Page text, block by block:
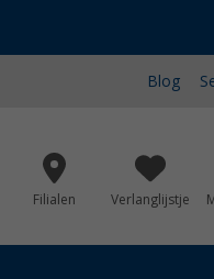
Blog
Filialen Verlanglijstje